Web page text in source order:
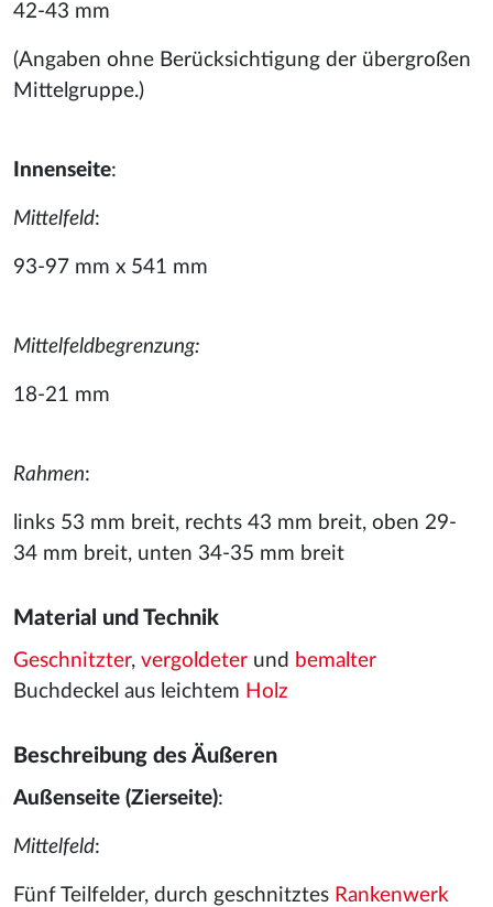
42-43 mm
(Angaben ohne Berücksichtigung der übergroßen
Mittelgruppe.)
Innenseite:
Mittelfeld:
93-97 mm x 541 mm
Mittelfeldbegrenzung:
18-21 mm
Rahmen:
links 53 mm breit, rechts 43 mm breit, oben 29-
34 mm breit, unten 34-35 mm breit
Material und Technik
Geschnitzter, vergoldeter und bemalter
Buchdeckel aus leichtem Holz
Beschreibung des Äußeren
Außenseite (Zierseite):
Mittelfeld:
Fünf Teilfelder, durch geschnitztes Rankenwerk